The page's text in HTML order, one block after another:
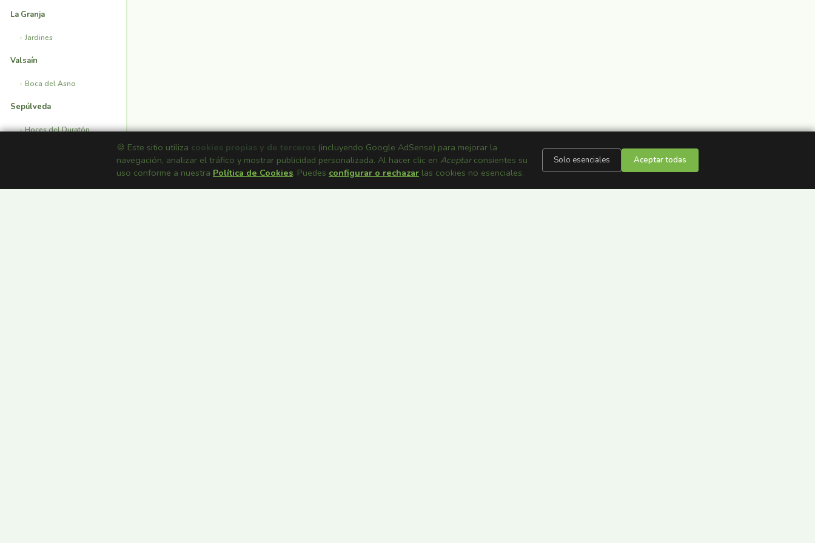
La Granja
Jardines
Valsaín
Boca del Asno
Sepúlveda
Hoces del Duratón
INFORMACIÓN
🍪 Este sitio utiliza cookies propias y de terceros (incluyendo Google AdSense) para mejorar la
navegación, analizar el tráfico y mostrar publicidad personalizada. Al hacer clic en Aceptarconsientes su
uso conforme a nuestra Política de Cookies. Puedes configurar o rechazar las cookies no esenciales.
Solo esenciales Aceptar todas